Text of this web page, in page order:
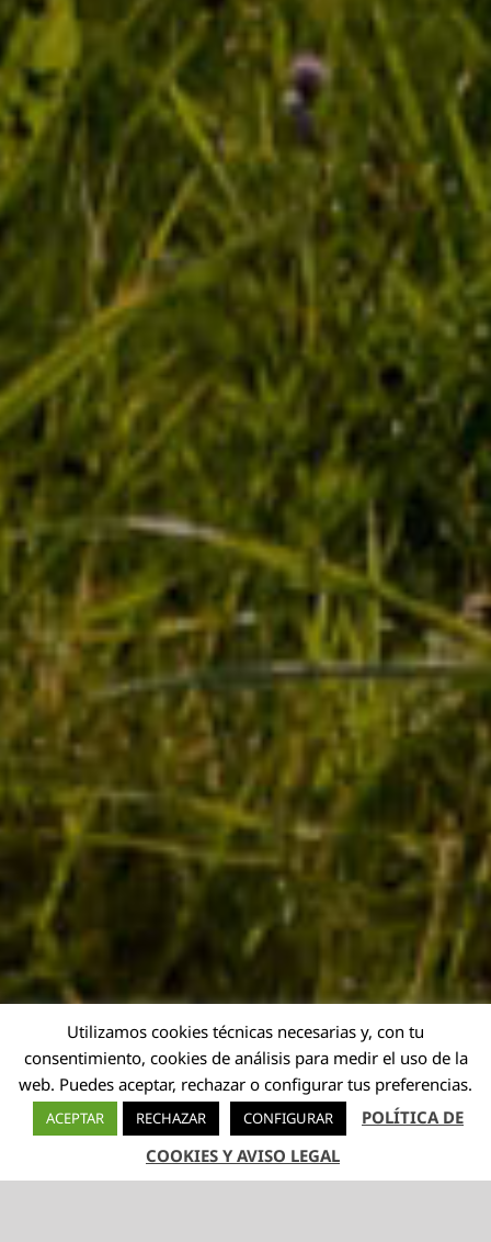
Utilizamos cookies técnicas necesarias y, con tu
consentimiento, cookies de análisis para medir el uso de la
web. Puedes aceptar, rechazar o configurar tus preferencias.
ACEPTAR RECHAZAR CONFIGURAR
POLÍTICA DE
COOKIES Y AVISO LEGAL